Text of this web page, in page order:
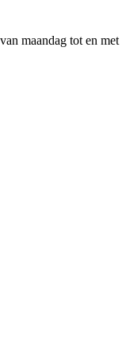
maandag tot en met